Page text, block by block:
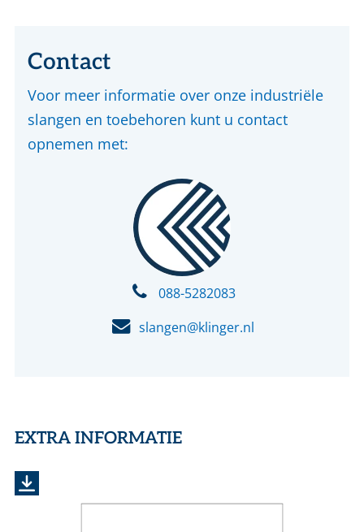
Contact
Voor meer informatie over onze industriële
slangen en toebehoren kunt u contact
opnemen met:
088-5282083
slangen@klinger.nl
EXTRA INFORMATIE